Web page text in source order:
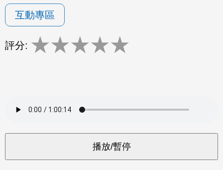
互動專區
評分: ★★★★★